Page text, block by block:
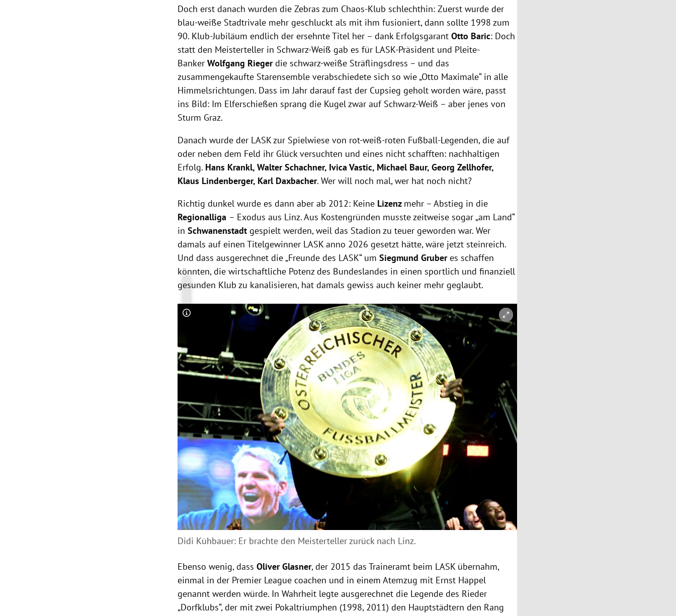
Doch erst danach wurden die Zebras zum Chaos-Klub schlechthin: Zuerst wurde der
blau-weiße Stadtrivale mehr geschluckt als mit ihm fusioniert, dann sollte 1998 zum
90. Klub-Jubiläum endlich der ersehnte Titel her – dank ErfolgsgarantOtto Baric: Doch
statt den Meisterteller in Schwarz-Weiß gab es für LASK-Präsident und Pleite-
BankerWolfgang Riegerdie schwarz-weiße Sträflingsdress – und das
zusammengekaufte Starensemble verabschiedete sich so wie „Otto Maximale“ in alle
Himmelsrichtungen. Dass im Jahr darauf fast der Cupsieg geholt worden wäre, passt
ins Bild: Im Elferschießen sprang die Kugel zwar auf Schwarz-Weiß – aber jenes von
Sturm Graz.
Danach wurde der LASK zur Spielwiese von rot-weiß-roten Fußball-Legenden, die auf
oder neben dem Feld ihr Glück versuchten und eines nicht schafften: nachhaltigen
Erfolg. Hans Krankl, Walter Schachner, Ivica Vastic, Michael Baur, Georg Zellhofer,
Klaus Lindenberger, Karl Daxbacher. Wer will noch mal, wer hat noch nicht?
Richtig dunkel wurde es dann aber ab 2012: Keine Lizenz mehr – Abstieg in die
Regionalliga – Exodus aus Linz. Aus Kostengründen musste zeitweise sogar „am Land“
inSchwanenstadtgespielt werden, weil das Stadion zu teuer geworden war. Wer
damals auf einen Titelgewinner LASK anno 2026 gesetzt hätte, wäre jetzt steinreich.
Und dass ausgerechnet die „Freunde des LASK“ umSiegmund Gruberes schaffen
könnten, die wirtschaftliche Potenz des Bundeslandes in einen sportlich und finanziell
gesunden Klub zu kanalisieren, hat damals gewiss auch keiner mehr geglaubt.
Copyright-Hinweis öffnen/schließen
Didi Kühbauer: Er brachte den Meisterteller zurück nach Linz.
Ebenso wenig, dassOliver Glasner, der 2015 das Traineramt beim LASK übernahm,
einmal in der Premier League coachen und in einem Atemzug mit Ernst Happel
genannt werden würde. In Wahrheit legte ausgerechnet die Legende des Rieder
„Dorfklubs“, der mit zwei Pokaltriumphen (1998, 2011) den Hauptstädtern den Rang